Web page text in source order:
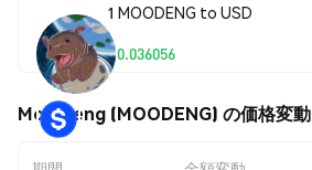
1 MOODENG to USD
$0.036056
Moo Deng (MOODENG) の価格変動